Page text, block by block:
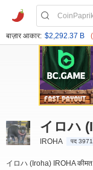
बाज़ार आकार: $2,292.37 B
イロハ
IROHA पद 3971
イロハ (Iroha) IROHA